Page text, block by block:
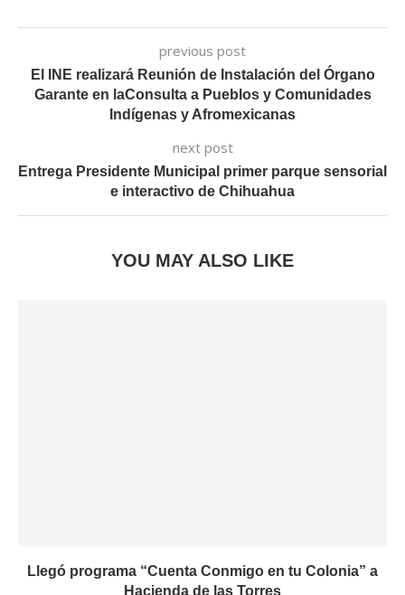
previous post
El INE realizará Reunión de Instalación del Órgano
Garante en laConsulta a Pueblos y Comunidades
Indígenas y Afromexicanas
next post
Entrega Presidente Municipal primer parque sensorial
e interactivo de Chihuahua
YOU MAY ALSO LIKE
Llegó programa “Cuenta Conmigo en tu Colonia” a
Hacienda de las Torres